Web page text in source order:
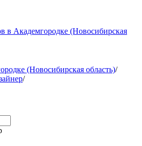
в Академгородке (Новосибирская
(Новосибирская область)/
/